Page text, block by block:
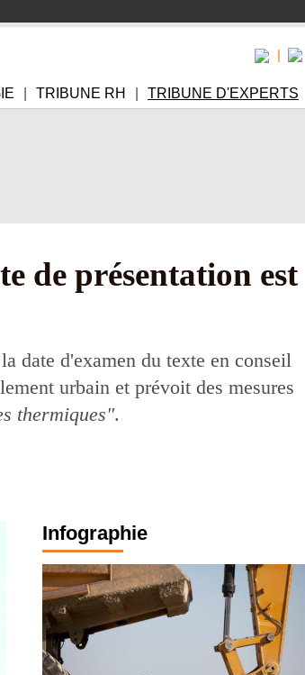
TRIBUNE RH TRIBUNE D'EXPERTS
de présentation est
date d'examen du texte en conseil
urbain et prévoit des mesures
thermiques".
Infographie